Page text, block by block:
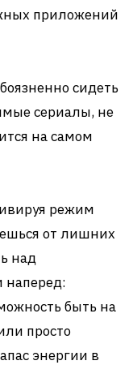
приложений
сидеть
сериалы, не
на самом
режим
от лишних
над
быть на
просто
энергии в